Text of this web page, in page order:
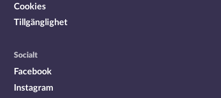
Cookies
Tillgänglighet
Socialt
Facebook
Instagram